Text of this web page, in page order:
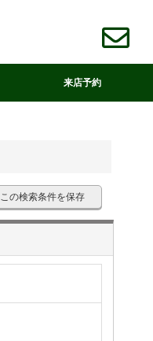
来店予約
この検索条件を保存